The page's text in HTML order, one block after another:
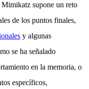
supone un reto
de los puntos finales,
y algunas
se ha señalado
en la memoria, o
específicos,